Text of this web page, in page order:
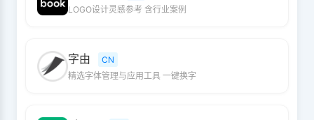
LOGO设计灵感参考 含行业案例
字由
CN
精选字体管理与应用工具 一键换字